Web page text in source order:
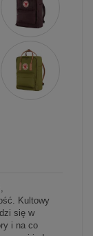
Kultowy
się w
i na co